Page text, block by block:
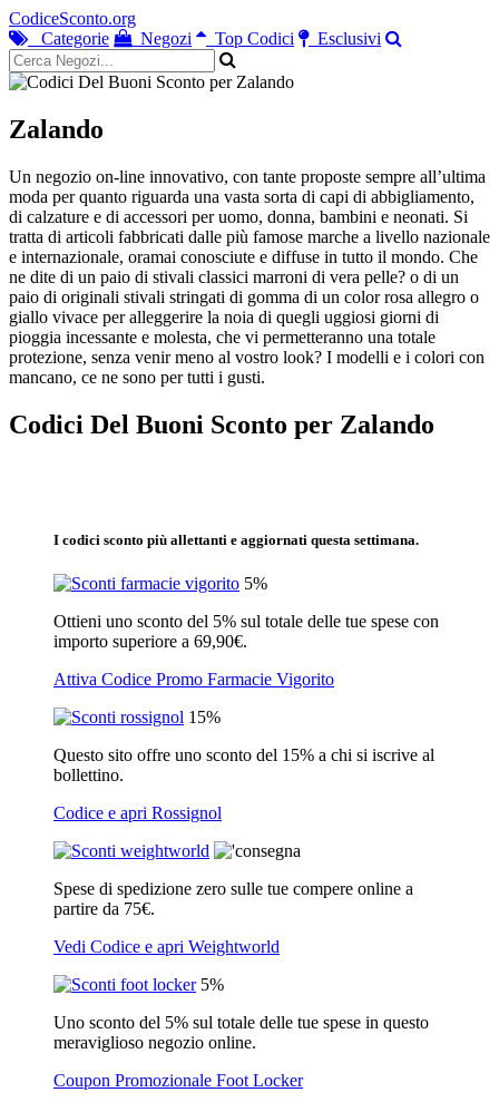
CodiceSconto.org
Categorie
Negozi Top Codici Esclusivi
Zalando
Un negozio on-line innovativo, con tante proposte sempre all’ultima
moda per quanto riguarda una vasta sorta di capi di abbigliamento,
di calzature e di accessori per uomo, donna, bambini e neonati. Si
tratta di articoli fabbricati dalle più famose marche a livello nazionale
e internazionale, oramai conosciute e diffuse in tutto il mondo. Che
ne dite di un paio di stivali classici marroni di vera pelle? o di un
paio di originali stivali stringati di gomma di un color rosa allegro o
giallo vivace per alleggerire la noia di quegli uggiosi giorni di
pioggia incessante e molesta, che vi permetteranno una totale
protezione, senza venir meno al vostro look? I modelli e i colori con
mancano, ce ne sono per tutti i gusti.
Codici Del Buoni Sconto per Zalando
I codici sconto più allettanti e aggiornati questa settimana.
5%
Ottieni uno sconto del 5% sul totale delle tue spese con
importo superiore a 69,90€.
Attiva Codice Promo Farmacie Vigorito
15%
Questo sito offre uno sconto del 15% a chi si iscrive al
bollettino.
Codice e apri Rossignol
Spese di spedizione zero sulle tue compere online a
partire da 75€.
Vedi Codice e apri Weightworld
5%
Uno sconto del 5% sul totale delle tue spese in questo
meraviglioso negozio online.
Coupon Promozionale Foot Locker